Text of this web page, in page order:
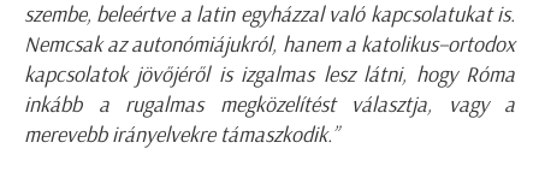
szembe, beleértve a latin egyházzal való kapcsolatukat is.
Nemcsak az autonómiájukról, hanem a katolikus–ortodox
kapcsolatok jövőjéről is izgalmas lesz látni, hogy Róma
inkább a rugalmas megközelítést választja, vagy a
merevebb irányelvekre támaszkodik.”